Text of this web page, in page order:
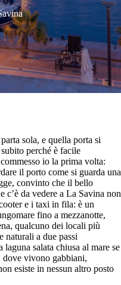
sola, e quella porta si
perché è facile
io la prima volta:
il porto come si guarda una
convinto che il bello
da vedere a La Savina non
e i taxi in fila: è un
fino a mezzanotte,
qualcuno dei locali più
naturali a due passi
laguna salata chiusa al mare se
dove vivono gabbiani,
esiste in nessun altro posto